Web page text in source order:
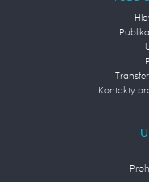
Kontakty